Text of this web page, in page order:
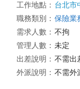
工作地點： 台北市
職務類別： 保險業
需求人數： 不拘
管理人數： 未定
出差說明： 不需出
外派說明： 不需外